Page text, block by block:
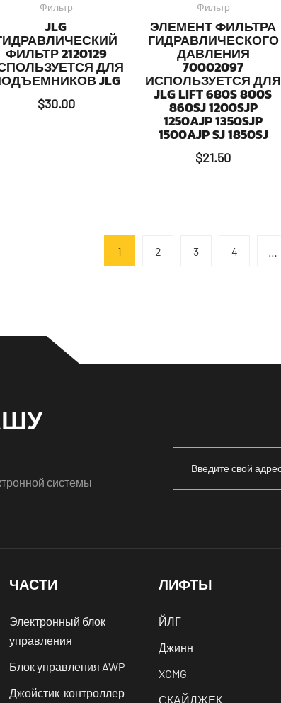
Фильтр
JLG
ФИЛЬТР 2120129
ДЛЯ
JLG
$30.00
Фильтр
ЭЛЕМЕНТ ФИЛЬТРА
ГИДРАВЛИЧЕСКОГО
ДАВЛЕНИЯ
70002097
ИСПОЛЬЗУЕТСЯ ДЛЯ
JLG LIFT 680S 800S
860SJ 1200SJP
1250AJP 1350SJP
1500AJP SJ 1850SJ
$21.50
1 2 3 4
системы
ЧАСТИ
Электронный блок
управления
Блок управления AWP
Джойстик-контроллер
ЛИФТЫ
ЙЛГ
Джинн
XCMG
СКАЙДЖЕК